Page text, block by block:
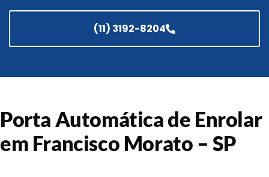
Portão de Garagem de
Enrolar em São João de
Meriti – RJ
Portão de Garagem de
Enrolar em Queimados – RJ
Portão de Garagem de
(11) 3192-8204
Porta Automática de Enrolar
em Francisco Morato – SP